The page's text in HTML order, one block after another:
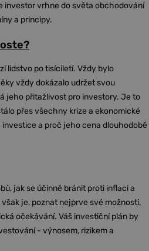
investor vrhne do světa obchodování
a principy.
lidstvo po tisíciletí. Vždy bylo
vždy dokázalo udržet svou
jeho přitažlivost pro investory. Je to
přes všechny krize a ekonomické
a proč jeho cena dlouhodobě
jak se účinně bránit proti inflaci a
je, poznat nejprve své možnosti,
očekávání. Váš investiční plán by
- výnosem, rizikem a